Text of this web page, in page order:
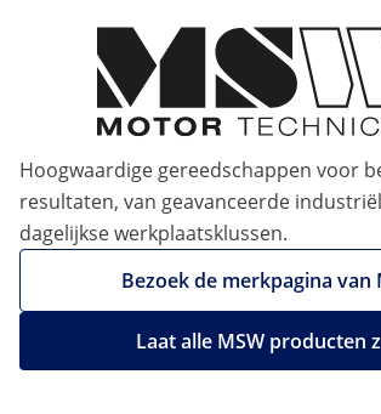
Hoogwaardige gereedschappen voor
resultaten, van geavanceerde
dagelijkse werkplaatsklussen.
Bezoek de merkpagina van
Laat alle MSW producten